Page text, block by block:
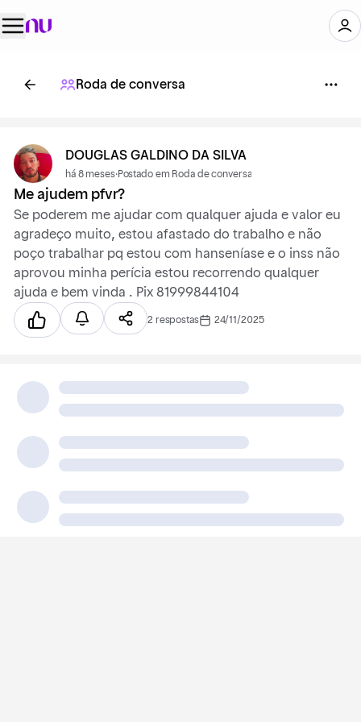
Roda de conversa
DOUGLAS GALDINO DA SILVA
há 8 meses·Postado em Roda de conversa
Me ajudem pfvr?
Se poderem me ajudar com qualquer ajuda e valor eu
agradeço muito, estou afastado do trabalho e não
poço trabalhar pq estou com hanseníase e o inss não
aprovou minha perícia estou recorrendo qualquer
ajuda e bem vinda . Pix 81999844104
2 respostas 24/11/2025